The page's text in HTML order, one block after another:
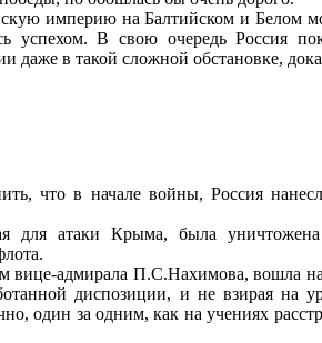
империю на Балтийском и Белом
успехом. В свою очередь Россия
даже в такой сложной обстановке,
что в начале войны, Россия
для атаки Крыма, была уничтожена
вице-адмирала П.С.Нахимова, вошла
диспозиции, и не взирая на
один за одним, как на учениях